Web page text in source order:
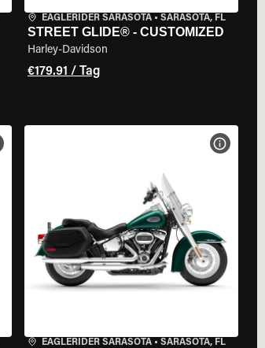
EAGLERIDER SARASOTA• SARASOTA, FL
STREET GLIDE® - CUSTOMIZED
Harley-Davidson
€179.91 / Tag
MOTORRAD-DETAILS ANZEIGEN
EAGLERIDER SARASOTA• SARASOTA, FL